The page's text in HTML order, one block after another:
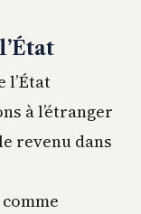
l’État
à l’étranger
revenu dans